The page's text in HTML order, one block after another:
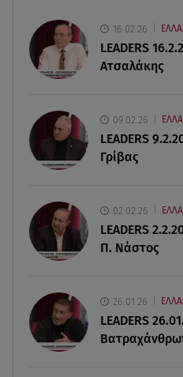
εξοπλισμού στον Άγιο
06.08.26 , 20:49
06.08.26 , 20:25
Πώς επικοινωνούν τα
ο ρόλος του «συνδέσμου»
06.08.26 , 20:16
Αθηνά Οικονομάκου
«Έσκασε όλη η κούραση
Σαμοθράκη:
από δύσβατο φαράγγι
16.02.26
LEADERS
Ατσαλάκης
09.02.26
LEADERS
Γρίβας
02.02.26
LEADERS
Π. Νάστος
26.01.26
LEADERS